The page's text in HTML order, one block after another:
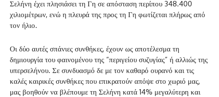
Σελήνη έχει πλησιάσει τη Γη σε απόσταση περίπου 348.400
χιλιομέτρων, ενώ η πλευρά της προς τη Γη φωτίζεται πλήρως από
τον ήλιο.
Οι δύο αυτές σπάνιες συνθήκες, έχουν ως αποτέλεσμα τη
δημιουργία του φαινομένου της “περιγείου συζυγίας” ή αλλιώς της
υπερσελήνου. Σε συνδυασμό δε με τον καθαρό ουρανό και τις
καλές καιρικές συνθήκες που επικρατούν απόψε στο χωριό μας,
μας βοηθούν να βλέπουμε τη Σελήνη κατά 14% μεγαλύτερη και